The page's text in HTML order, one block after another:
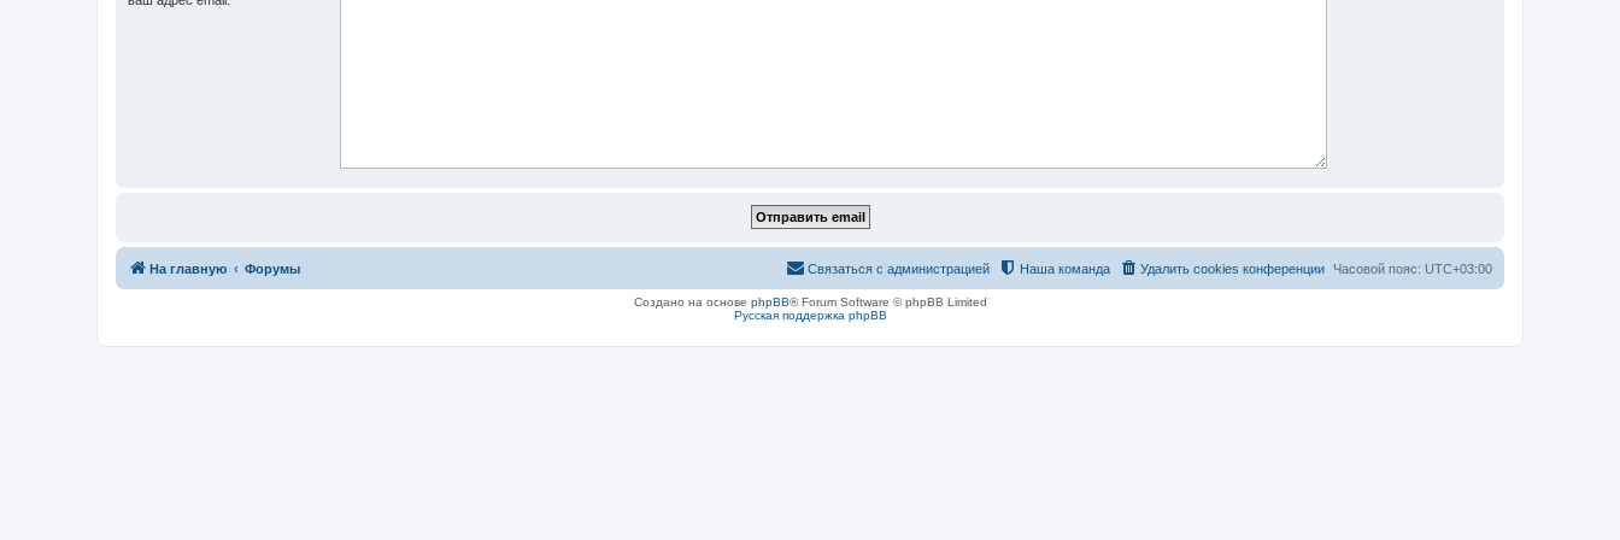
На главную Форумы Часовой пояс: UTC+03:00
Удалить cookies конференции
Наша команда
Связаться с администрацией
Создано на основе phpBB® Forum Software © phpBB Limited
Русская поддержка phpBB